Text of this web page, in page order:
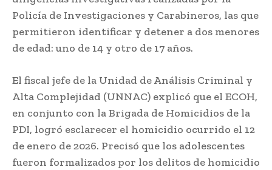
Policía de Investigaciones y Carabineros, las que
permitieron identificar y detener a dos menores
de edad: uno de 14 y otro de 17 años.
El fiscal jefe de la Unidad de Análisis Criminal y
Alta Complejidad (UNNAC) explicó que el ECOH,
en conjunto con la Brigada de Homicidios de la
PDI, logró esclarecer el homicidio ocurrido el 12
de enero de 2026. Precisó que los adolescentes
fueron formalizados por los delitos de homicidio